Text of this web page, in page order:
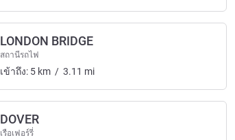
LONDON BRIDGE
สถานีรถไฟ
เข้าถึง: 5 km / 3.11 mi
DOVER
เรือเฟอร์รี่